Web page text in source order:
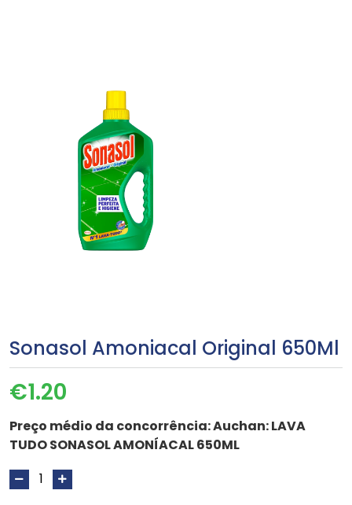
Sonasol Amoniacal Original 650Ml
€1.20
Preço médio da concorrência:Auchan: LAVA
TUDO SONASOL AMONÍACAL 650ML